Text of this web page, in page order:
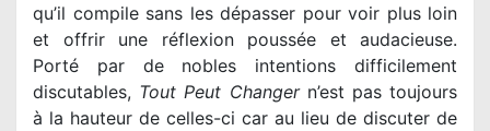
qu’il compile sans les dépasser pour voir plus loin
et offrir une réflexion poussée et audacieuse.
Porté par de nobles intentions difficilement
discutables, Tout Peut Changern’est pas toujours
à la hauteur de celles-ci car au lieu de discuter de